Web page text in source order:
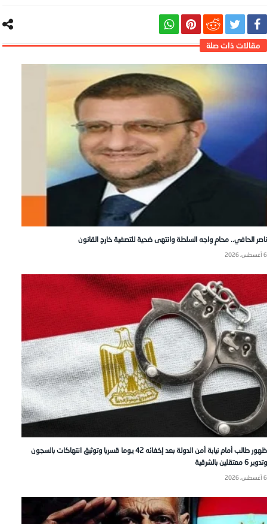
ناصر الحافي.. محامٍ واجه السلطة وانتهى ضحية للتصفية خارج القانون
6 أغسطس، 2026
ظهور طالب أمام نيابة أمن الدولة بعد إخفائه 42 يوما قسريا وتوثيق انتهاكات بالسجون
وتدوير 6 معتقلين بالشرقية
6 أغسطس، 2026